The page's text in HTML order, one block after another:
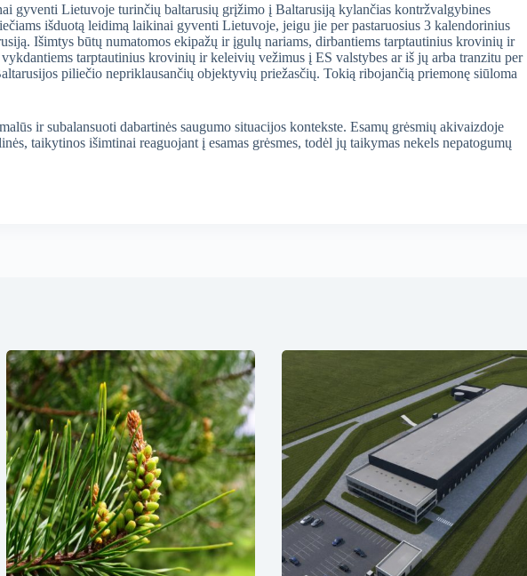
gyventi Lietuvoje turinčių baltarusių grįžimo į Baltarusiją kylančias kontržvalgybines
išduotą leidimą laikinai gyventi Lietuvoje, jeigu jie per pastaruosius 3 kalendorinius
Išimtys būtų numatomos ekipažų ir įgulų nariams, dirbantiems tarptautinius krovinių ir
tarptautinius krovinių ir keleivių vežimus į ES valstybes ar iš jų arba tranzitu per
piliečio nepriklausančių objektyvių priežasčių. Tokią ribojančią priemonę siūloma
ir subalansuoti dabartinės saugumo situacijos kontekste. Esamų grėsmių akivaizdoje
taikytinos išimtinai reaguojant į esamas grėsmes, todėl jų taikymas nekels nepatogumų